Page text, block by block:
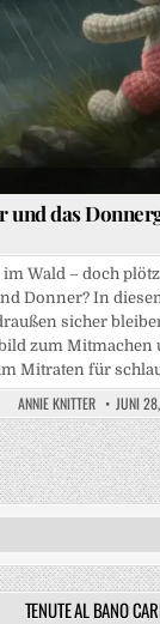
und das
Wald – doch
Donner? In
sicher
zum Mitmachen
Mitraten für
ANNIE KNITTER JUNI
TENUTE AL BANO